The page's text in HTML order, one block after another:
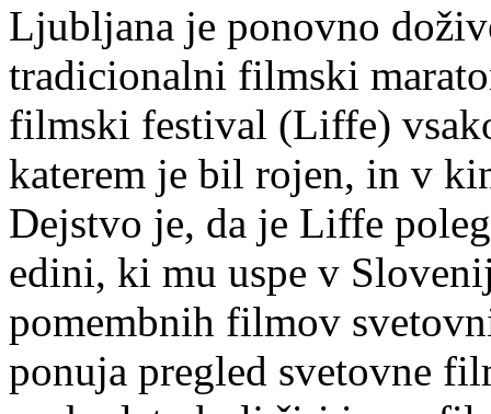
Ljubljana je ponovno
tradicionalni filmski
filmski festival (Liffe)
katerem je bil rojen, in v
Dejstvo je, da je Liffe
edini, ki mu uspe v
pomembnih filmov
ponuja pregled svetovne